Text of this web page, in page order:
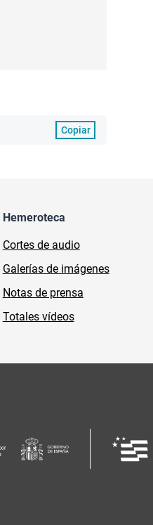
Copiar
Hemeroteca
Cortes de audio
Galerías de imágenes
Notas de prensa
Totales vídeos